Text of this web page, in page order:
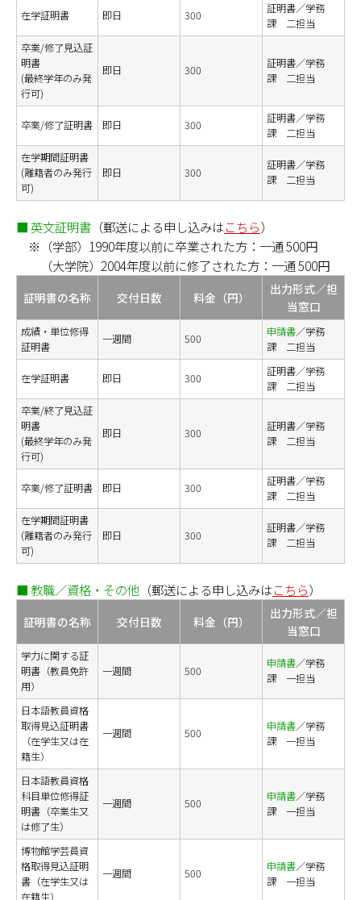
在学証明書 即日 300
証明書／学務
課 二担当
卒業/修了見込証
明書
(最終学年のみ発
行可)
即日 300
証明書／学務
課 二担当
卒業/修了証明書 即日 300
証明書／学務
課 二担当
在学期間証明書
(離籍者のみ発行
可)
即日 300
証明書／学務
課 二担当
■ 英文証明書 （郵送による申し込みはこちら）
※（学部）1990年度以前に卒業された方：一通 500円
（大学院）2004年度以前に修了された方：一通 500円
証明書の名称 交付日数 料金（円）
出力形式／担
当窓口
成績・単位修得
証明書
一週間 500 申請書／学務
課 二担当
在学証明書 即日 300
証明書／学務
課 二担当
卒業/終了見込証
明書
(最終学年のみ発
行可)
即日 300
証明書／学務
課 二担当
卒業/修了証明書 即日 300
証明書／学務
課 二担当
在学期間証明書
(離籍者のみ発行
可)
即日 300
証明書／学務
課 二担当
■ 教職／資格・その他 （郵送による申し込みはこちら）
証明書の名称 交付日数 料金（円）
出力形式／担
当窓口
学力に関する証
明書（教員免許
用）
一週間 500
申請書／学務
課 一担当
日本語教員資格
取得見込証明書
（在学生又は在
籍生）
一週間 500 申請書／学務
課 一担当
日本語教員資格
科目単位修得証
明書（卒業生又
は修了生）
一週間 500 申請書／学務
課 一担当
博物館学芸員資
格取得見込証明
書（在学生又は
一週間 500 申請書／学務
課 一担当